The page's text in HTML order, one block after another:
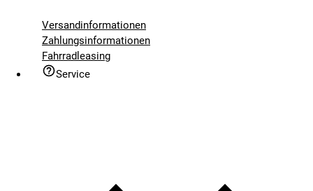
Versandinformationen
Zahlungsinformationen
Fahrradleasing
Service